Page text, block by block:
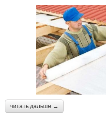
читать дальше →